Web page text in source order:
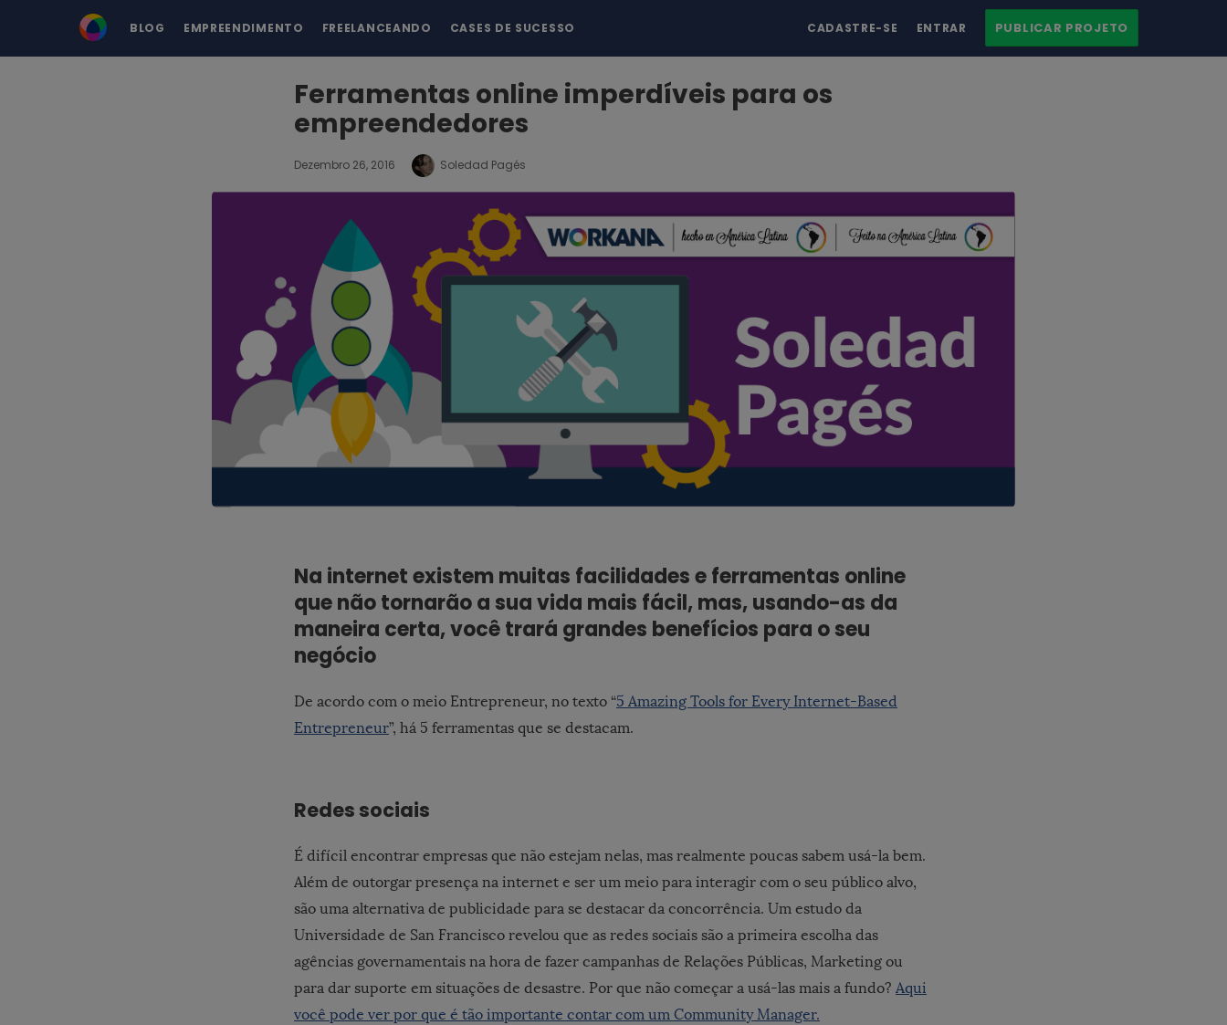
BLOG EMPREENDIMENTO FREELANCEANDO CASES DE SUCESSO CADASTRE-SE ENTRAR PUBLICAR PROJETO
Ferramentas online imperdíveis para os
empreendedores
Dezembro 26, 2016 Soledad Pagés
Na internet existem muitas facilidades e ferramentas online
que não tornarão a sua vida mais fácil, mas, usando-as da
maneira certa, você trará grandes benefícios para o seu
negócio
De acordo com o meio Entrepreneur, no texto “5 Amazing Tools for Every Internet-Based
Entrepreneur”, há 5 ferramentas que se destacam.
Redes sociais
É difícil encontrar empresas que não estejam nelas, mas realmente poucas sabem usá-la bem.
Além de outorgar presença na internet e ser um meio para interagir com o seu público alvo,
são uma alternativa de publicidade para se destacar da concorrência. Um estudo da
Universidade de San Francisco revelou que as redes sociais são a primeira escolha das
agências governamentais na hora de fazer campanhas de Relações Públicas, Marketing ou
para dar suporte em situações de desastre. Por que não começar a usá-las mais a fundo? Aqui
você pode ver por que é tão importante contar com um Community Manager.